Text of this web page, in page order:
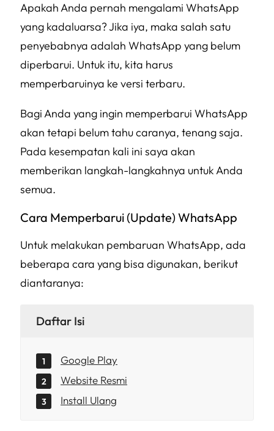
Apakah Anda pernah mengalami WhatsApp
yang kadaluarsa? Jika iya, maka salah satu
penyebabnya adalah WhatsApp yang belum
diperbarui. Untuk itu, kita harus
memperbaruinya ke versi terbaru.
Bagi Anda yang ingin memperbarui WhatsApp
akan tetapi belum tahu caranya, tenang saja.
Pada kesempatan kali ini saya akan
memberikan langkah-langkahnya untuk Anda
semua.
Cara Memperbarui (Update) WhatsApp
Untuk melakukan pembaruan WhatsApp, ada
beberapa cara yang bisa digunakan, berikut
diantaranya:
Daftar Isi
Google Play
Website Resmi
Install Ulang